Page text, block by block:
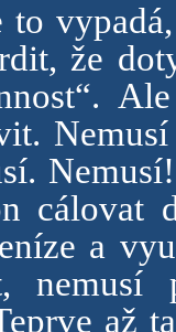
to
že
cálovat
a
až